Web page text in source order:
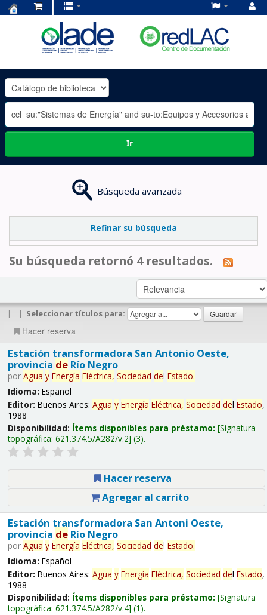
OLADE
-
Ir
Búsqueda avanzada
Refinar su búsqueda
Su búsqueda retornó 4 resultados.
| | Seleccionar títulos para:
Hacer reserva
Estación transformadora San Antonio Oeste,
provincia deRío Negro
por Agua y Energía Eléctrica, Sociedad del Estado.
Idioma: Español
Editor: Buenos Aires: Agua y Energía Eléctrica, Sociedad del Estado,
1988
Disponibilidad: Ítems disponibles para préstamo: Signatura
topográfica: 621.374.5/A282/v.2 (3).
Hacer reserva
Agregar al carrito
Estación transformadora San Antoni Oeste,
provincia deRío Negro
por Agua y Energía Eléctrica, Sociedad del Estado.
Idioma: Español
Editor: Buenos Aires: Agua y Energía Eléctrica, Sociedad del Estado,
1988
Disponibilidad: Ítems disponibles para préstamo: Signatura
topográfica: 621.374.5/A282/v.4 (1).